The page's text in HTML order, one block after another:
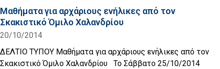
Μαθήματα για αρχάριους ενήλικες από τον
Σκακιστικό Όμιλο Χαλανδρίου
20/10/2014
ΔΕΛΤΙΟ ΤΥΠΟΥ Μαθήματα για αρχάριους ενήλικες από τον
Σκακιστικό Όμιλο Χαλανδρίου Το Σάββατο 25/10/2014